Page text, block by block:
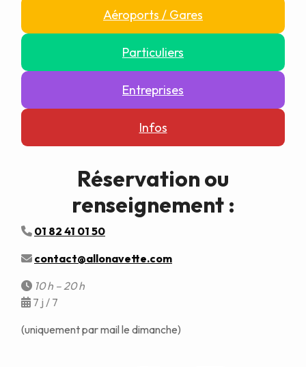
Aéroports / Gares
Particuliers
Entreprises
Infos
Réservation ou
renseignement :
01 82 41 01 50
contact@allonavette.com
10 h – 20 h
7 j / 7
(uniquement par mail le dimanche)